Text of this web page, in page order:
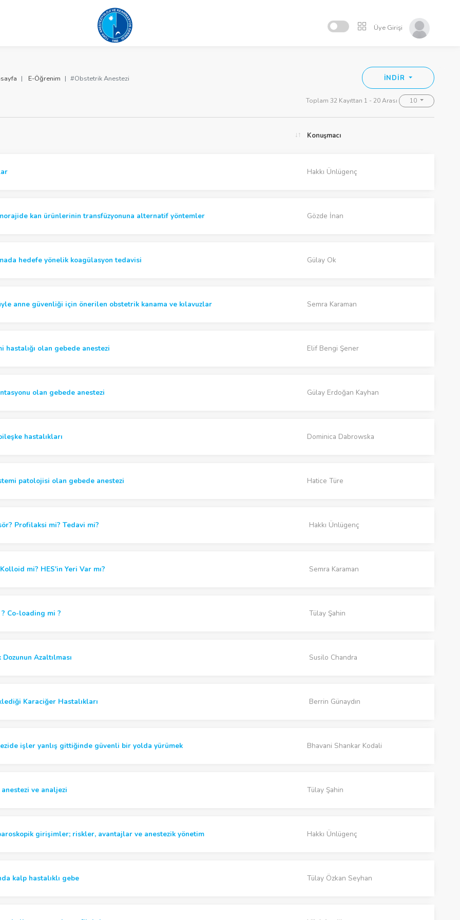
Üye Girişi
İNDİR
E-Öğrenim #Obstetrik Anestezi
Toplam 32 Kayıttan 1 - 20 Arası 10
Konuşmacı
Hakkı Ünlügenç
kan ürünlerinin transfüzyonuna alternatif yöntemler Gözde İnan
hedefe yönelik koagülasyon tedavisi Gülay Ok
anne güvenliği için önerilen obstetrik kanama ve kılavuzlar Semra Karaman
hastalığı olan gebede anestezi Elif Bengi Şener
olan gebede anestezi Gülay Erdoğan Kayhan
hastalıkları Dominica Dabrowska
patolojisi olan gebede anestezi Hatice Türe
Profilaksi mi? Tedavi mi? Hakkı Ünlügenç
mi? HES'in Yeri Var mı? Semra Karaman
Co-loading mi ? Tülay Şahin
Azaltılması Susilo Chandra
Karaciğer Hastalıkları Berrin Günaydın
işler yanlış gittiğinde güvenli bir yolda yürümek Bhavani Shankar Kodali
ve analjezi Tülay Şahin
girişimler; riskler, avantajlar ve anestezik yönetim Hakkı Ünlügenç
kalp hastalıklı gebe Tülay Özkan Seyhan